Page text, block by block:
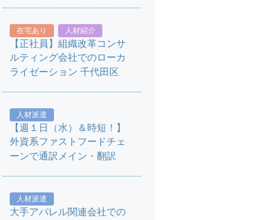
在宅あり 人材紹介
【正社員】組織改革コンサ
ルティング会社でのローカ
ライゼーション 千代田区
人材派遣
【週１日（水）＆時短！】
外資系ファストフードチェ
ーンで通訳メイン・翻訳
人材派遣
大手アパレル関連会社での